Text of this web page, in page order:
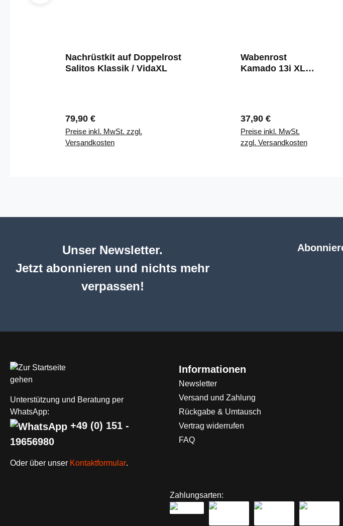
Nachrüstkit auf Doppelrost
Salitos Klassik / VidaXL
Regulärer Preis:
79,90 €
Preise inkl. MwSt. zzgl.
Versandkosten
Wabenrost
Kamado 13i XL
Regulärer Preis:
37,90 €
Preise inkl. MwSt.
zzgl. Versandkosten
Unser Newsletter.
Jetzt abonnieren und nichts mehr
verpassen!
Unterstützung und Beratung per
WhatsApp:
+49 (0) 151 -
19656980
Oder über unser Kontaktformular.
Informationen
Newsletter
Versand und Zahlung
Rückgabe & Umtausch
Vertrag widerrufen
FAQ
Zahlungsarten: